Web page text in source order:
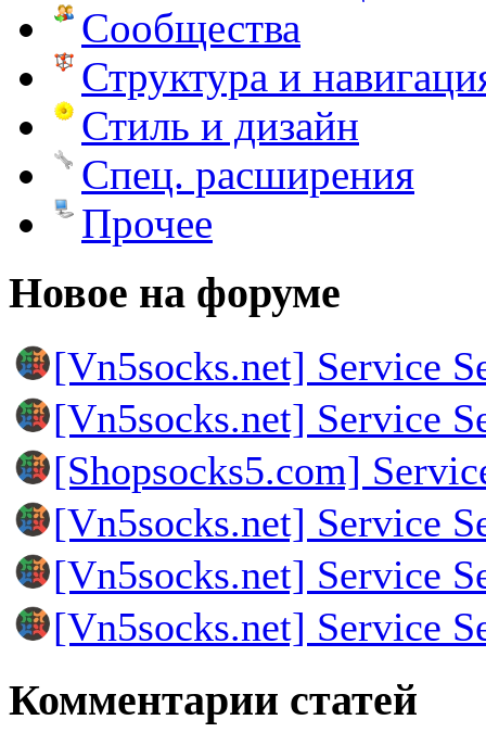
Сообщества
Структура и
Стиль и дизайн
Спец. расширения
Прочее
Новое на форуме
[Vn5socks.net] Service
[Vn5socks.net] Service
[Shopsocks5.com]
[Vn5socks.net] Service
[Vn5socks.net] Service
[Vn5socks.net] Service
Комментарии статей